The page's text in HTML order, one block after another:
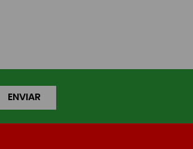
ENVIAR